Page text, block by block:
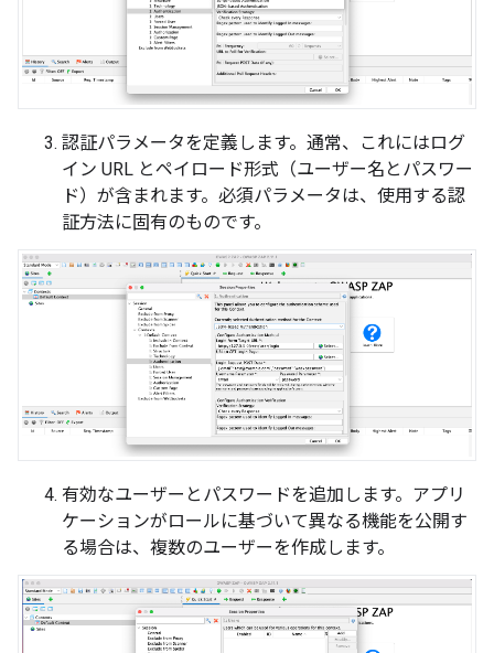
認証パラメータを定義します。通常、これにはログ
イン URL とペイロード形式（ユーザー名とパスワー
ド）が含まれます。必須パラメータは、使用する認
証方法に固有のものです。
有効なユーザーとパスワードを追加します。アプリ
ケーションがロールに基づいて異なる機能を公開す
る場合は、複数のユーザーを作成します。